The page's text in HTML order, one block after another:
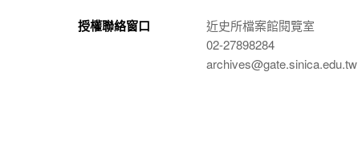
授權聯絡窗口
近史所檔案館閱覽室
02-27898284
archives@gate.sinica.edu.tw